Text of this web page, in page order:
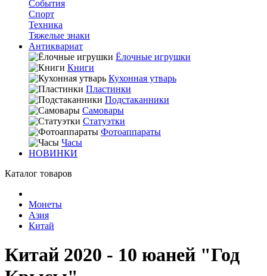
События
Спорт
Техника
Тяжелые знаки
Антиквариат
Ёлочные игрушки
Книги
Кухонная утварь
Пластинки
Подстаканники
Самовары
Статуэтки
Фотоаппараты
Часы
НОВИНКИ
Каталог товаров
Монеты
Азия
Китай
Китай 2020 - 10 юаней "Год